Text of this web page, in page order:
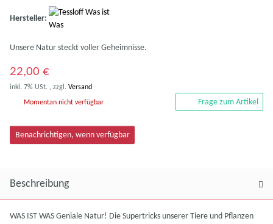
Hersteller:
Unsere Natur steckt voller Geheimnisse.
22,00 €
inkl. 7% USt. , zzgl. Versand
Momentan nicht verfügbar Frage zum Artikel
Benachrichtigen, wenn verfügbar
Beschreibung
WAS IST WAS Geniale Natur! Die Supertricks unserer Tiere und Pflanzen